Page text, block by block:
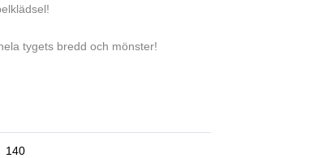
tygets bredd och mönster!
140